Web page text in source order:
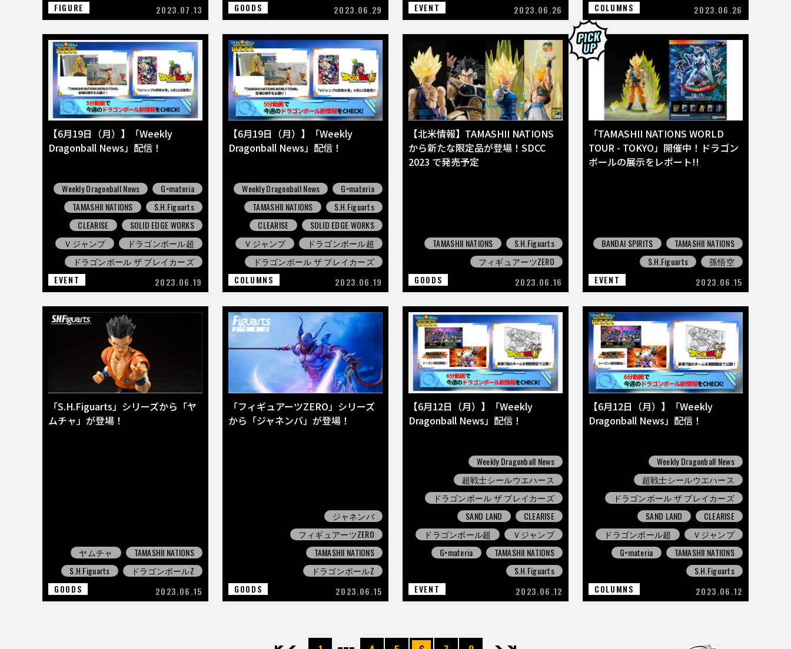
FIGURE
2023.07.13
GOODS
2023.06.29
EVENT
2023.06.26
COLUMNS
2023.06.26
【6月19日（月）】「Weekly
Dragonball News」配信！
Weekly Dragonball News
G×materia
TAMASHII NATIONS
S.H.Figuarts
CLEARISE
SOLID EDGE WORKS
Ｖジャンプ
ドラゴンボール超
ドラゴンボール ザ ブレイカーズ
EVENT
2023.06.19
【6月19日（月）】「Weekly
Dragonball News」配信！
Weekly Dragonball News
G×materia
TAMASHII NATIONS
S.H.Figuarts
CLEARISE
SOLID EDGE WORKS
Ｖジャンプ
ドラゴンボール超
ドラゴンボール ザ ブレイカーズ
COLUMNS
2023.06.19
【北米情報】TAMASHII NATIONS
から新たな限定品が登場！SDCC
2023 で発売予定
TAMASHII NATIONS
S.H.Figuarts
フィギュアーツZERO
GOODS
2023.06.16
「TAMASHII NATIONS WORLD
TOUR - TOKYO」開催中！ドラゴン
ボールの展示をレポート!!
BANDAI SPIRITS
TAMASHII NATIONS
S.H.Figuarts
孫悟空
EVENT
2023.06.15
「S.H.Figuarts」シリーズから「ヤ
ムチャ」が登場！
ヤムチャ
TAMASHII NATIONS
S.H.Figuarts
ドラゴンボールZ
GOODS
2023.06.15
「フィギュアーツZERO」シリーズ
から「ジャネンバ」が登場！
ジャネンバ
フィギュアーツZERO
TAMASHII NATIONS
ドラゴンボールZ
GOODS
2023.06.15
【6月12日（月）】「Weekly
Dragonball News」配信！
Weekly Dragonball News
超戦士シールウエハース
ドラゴンボール ザ ブレイカーズ
SAND LAND
CLEARISE
ドラゴンボール超
Ｖジャンプ
G×materia
TAMASHII NATIONS
S.H.Figuarts
EVENT
2023.06.12
【6月12日（月）】「Weekly
Dragonball News」配信！
Weekly Dragonball News
超戦士シールウエハース
ドラゴンボール ザ ブレイカーズ
SAND LAND
CLEARISE
ドラゴンボール超
Ｖジャンプ
G×materia
TAMASHII NATIONS
S.H.Figuarts
COLUMNS
2023.06.12